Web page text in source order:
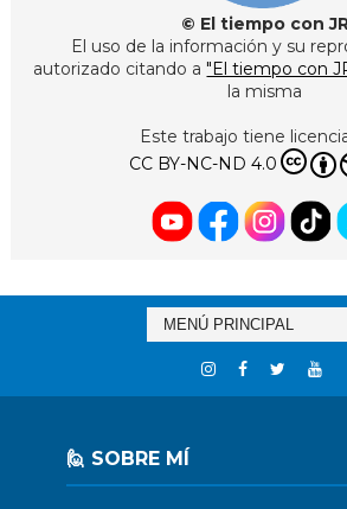
© El tiempo con
El uso de la información y su
autorizado citando a "El tiempo con
la misma
Este trabajo tiene
CC BY-NC-ND 4.0
🙋 SOBRE MÍ